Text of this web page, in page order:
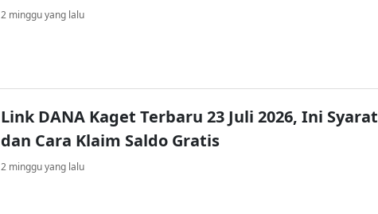
2 minggu yang lalu
Link DANA Kaget Terbaru 23 Juli 2026, Ini Syarat
dan Cara Klaim Saldo Gratis
2 minggu yang lalu